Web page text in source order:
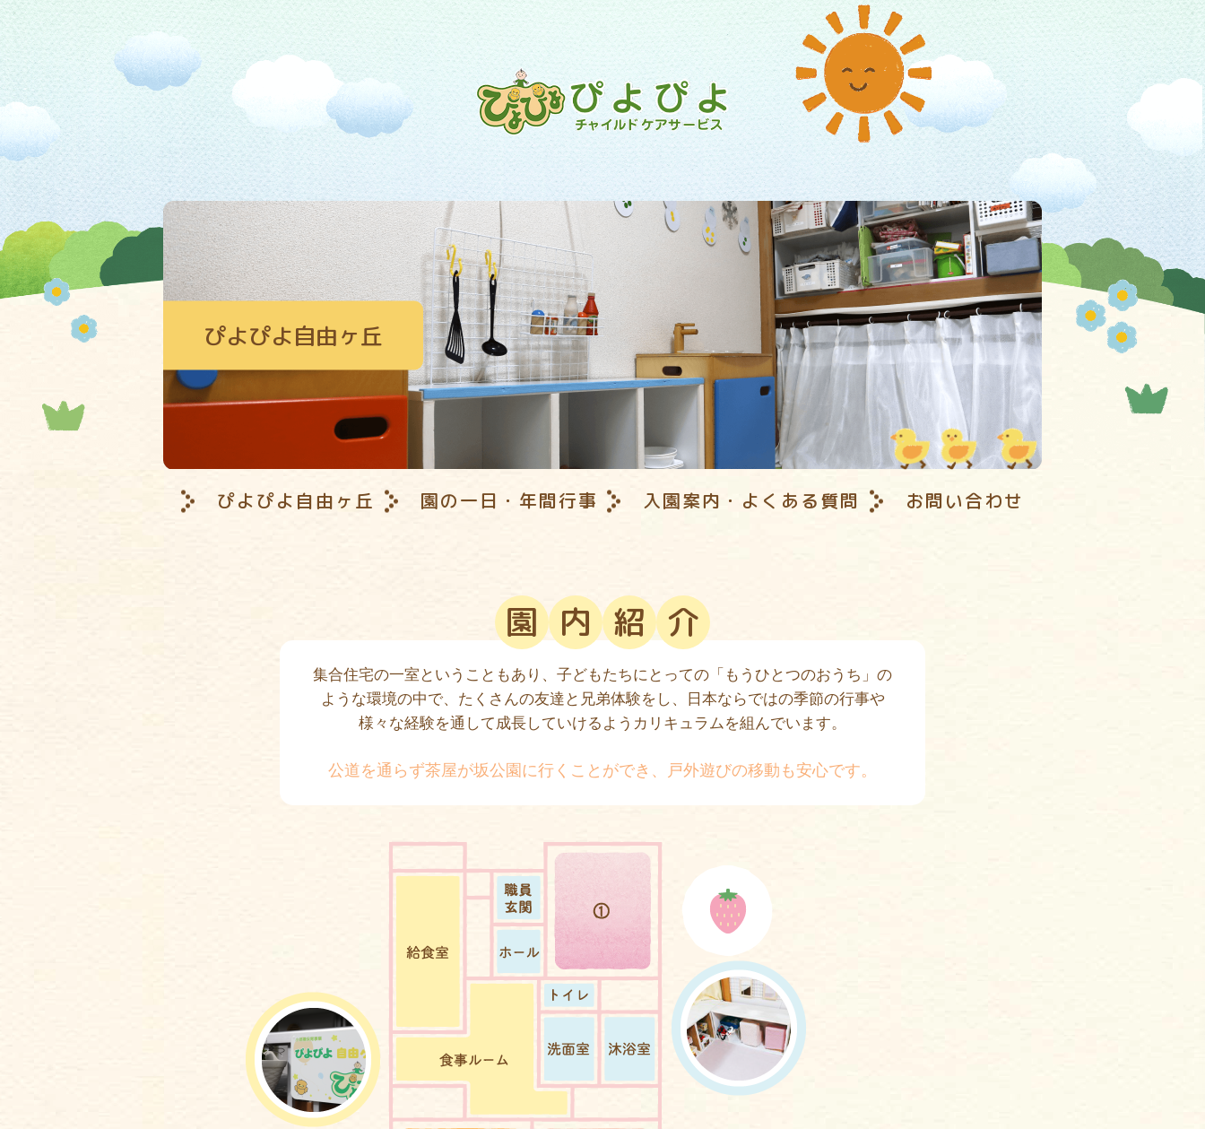
ぴよぴよ自由ヶ丘
ぴよぴよ自由ヶ丘 園の一日・年間行事 入園案内・よくある質問 お問い合わせ
園 内 紹 介
集合住宅の一室ということもあり、子どもたちにとっての「もうひとつのおうち」の
ような環境の中で、たくさんの友達と兄弟体験をし、日本ならではの季節の行事や
様々な経験を通して成長していけるようカリキュラムを組んでいます。
公道を通らず茶屋が坂公園に行くことができ、戸外遊びの移動も安心です。